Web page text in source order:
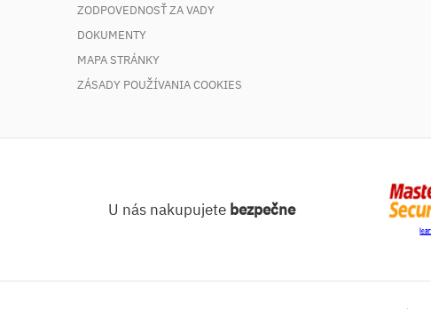
ZODPOVEDNOSŤ ZA VADY
DOKUMENTY
MAPA STRÁNKY
ZÁSADY POUŽÍVANIA COOKIES
U nás nakupujete bezpečne